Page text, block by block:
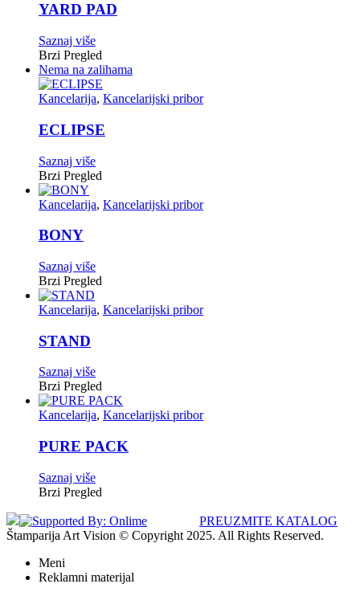
YARD PAD
Saznaj više
Brzi Pregled
Nema na zalihama
Kancelarija, Kancelarijski pribor
ECLIPSE
Saznaj više
Brzi Pregled
Kancelarija, Kancelarijski pribor
BONY
Saznaj više
Brzi Pregled
Kancelarija, Kancelarijski pribor
STAND
Saznaj više
Brzi Pregled
Kancelarija, Kancelarijski pribor
PURE PACK
Saznaj više
Brzi Pregled
PREUZMITE KATALOG
Štamparija Art Vision © Copyright 2025. All Rights Reserved.
Meni
Reklamni materijal